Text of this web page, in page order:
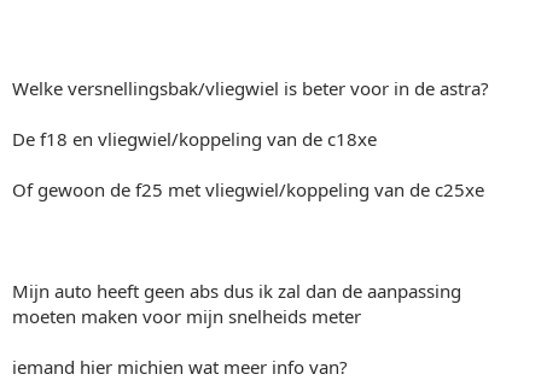
Welke versnellingsbak/vliegwiel is beter voor in de astra?
De f18 en vliegwiel/koppeling van de c18xe
Of gewoon de f25 met vliegwiel/koppeling van de c25xe
Mijn auto heeft geen abs dus ik zal dan de aanpassing
moeten maken voor mijn snelheids meter
iemand hier michien wat meer info van?